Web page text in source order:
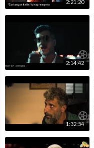
2:21:20
2:14:42
1:32:54